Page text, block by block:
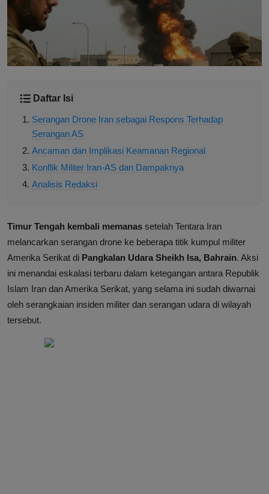
Daftar Isi
Serangan Drone Iran sebagai Respons Terhadap
Serangan AS
Ancaman dan Implikasi Keamanan Regional
Konflik Militer Iran-AS dan Dampaknya
Analisis Redaksi
Timur Tengah kembali memanas setelah Tentara Iran
melancarkan serangan drone ke beberapa titik kumpul militer
Amerika Serikat di Pangkalan Udara Sheikh Isa, Bahrain. Aksi
ini menandai eskalasi terbaru dalam ketegangan antara Republik
Islam Iran dan Amerika Serikat, yang selama ini sudah diwarnai
oleh serangkaian insiden militer dan serangan udara di wilayah
tersebut.